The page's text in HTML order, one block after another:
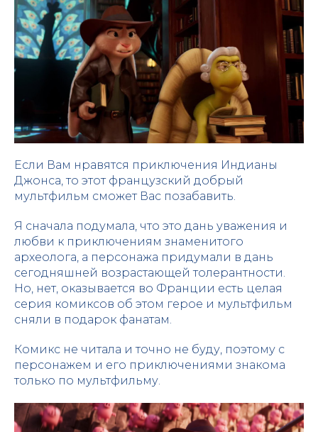
Если Вам нравятся приключения Индианы
Джонса, то этот французский добрый
мультфильм сможет Вас позабавить.
Я сначала подумала, что это дань уважения и
любви к приключениям знаменитого
археолога, а персонажа придумали в дань
сегодняшней возрастающей толерантности.
Но, нет, оказывается во Франции есть целая
серия комиксов об этом герое и мультфильм
сняли в подарок фанатам.
Комикс не читала и точно не буду, поэтому с
персонажем и его приключениями знакома
только по мультфильму.